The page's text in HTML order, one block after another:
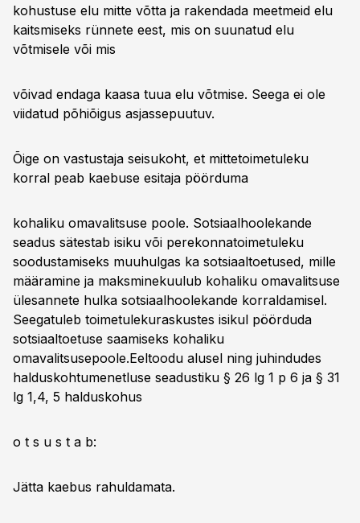
kohustuse elu mitte võtta ja rakendada meetmeid elu
kaitsmiseks rünnete eest, mis on suunatud elu
võtmisele või mis
võivad endaga kaasa tuua elu võtmise. Seega ei ole
viidatud põhiõigus asjassepuutuv.
Õige on vastustaja seisukoht, et mittetoimetuleku
korral peab kaebuse esitaja pöörduma
kohaliku omavalitsuse poole. Sotsiaalhoolekande
seadus sätestab isiku või perekonnatoimetuleku
soodustamiseks muuhulgas ka sotsiaaltoetused, mille
määramine ja maksminekuulub kohaliku omavalitsuse
ülesannete hulka sotsiaalhoolekande korraldamisel.
Seegatuleb toimetulekuraskustes isikul pöörduda
sotsiaaltoetuse saamiseks kohaliku
omavalitsusepoole.Eeltoodu alusel ning juhindudes
halduskohtumenetluse seadustiku § 26 lg 1 p 6 ja § 31
lg 1,4, 5 halduskohus
o t s u s t a b:
Jätta kaebus rahuldamata.